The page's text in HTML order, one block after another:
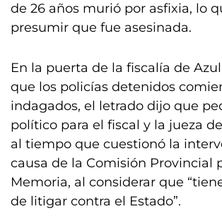
de 26 años murió por asfixia, lo
presumir que fue asesinada.
En la puerta de la fiscalía de
que los policías detenidos
indagados, el letrado dijo que
político para el fiscal y la jueza
al tiempo que cuestionó la
causa de la Comisión Provincial
Memoria, al considerar que
de litigar contra el Estado”.